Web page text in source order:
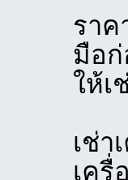
ราค
มือก่
ให้เ
เช่า
เครื่